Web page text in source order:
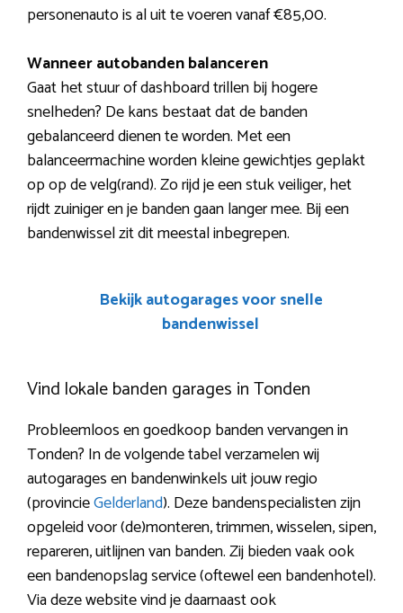
personenauto is al uit te voeren vanaf €85,00.
Wanneer autobanden balanceren
Gaat het stuur of dashboard trillen bij hogere
snelheden? De kans bestaat dat de banden
gebalanceerd dienen te worden. Met een
balanceermachine worden kleine gewichtjes geplakt
op op de velg(rand). Zo rijd je een stuk veiliger, het
rijdt zuiniger en je banden gaan langer mee. Bij een
bandenwissel zit dit meestal inbegrepen.
Bekijk autogarages voor snelle
bandenwissel
Vind lokale banden garages in Tonden
Probleemloos en goedkoop banden vervangen in
Tonden? In de volgende tabel verzamelen wij
autogarages en bandenwinkels uit jouw regio
(provincieGelderland). Deze bandenspecialisten zijn
opgeleid voor (de)monteren, trimmen, wisselen, sipen,
repareren, uitlijnen van banden. Zij bieden vaak ook
een bandenopslag service (oftewel een bandenhotel).
Via deze website vind je daarnaast ook